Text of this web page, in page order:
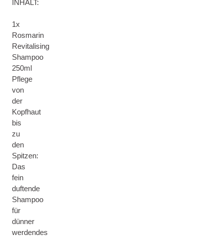
INHALT:
1x
Rosmarin
Revitalising
Shampoo
250ml
Pflege
von
der
Kopfhaut
bis
zu
den
Spitzen:
Das
fein
duftende
Shampoo
für
dünner
werdendes